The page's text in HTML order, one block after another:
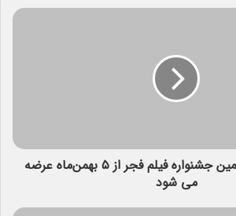
۶۰۰ هزار بلیت چهلمین جشنواره فیلم فجر از ۵ بهمن‌ماه عرضه
می شود